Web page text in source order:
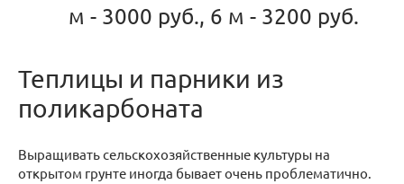
м - 3000 руб., 6 м - 3200 руб.
Теплицы и парники из
поликарбоната
Выращивать сельскохозяйственные культуры на
открытом грунте иногда бывает очень проблематично.